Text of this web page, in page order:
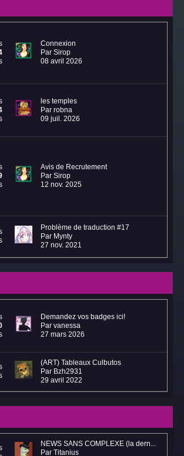
Connexion
Par Sirop
08 avril 2026
les temples
Par robna
09 juil. 2026
Avis de Recrutement
Par Sirop
12 nov. 2025
Problème de traduction #17
Par Mynty
27 nov. 2021
Demandez vos badges ici!
Par vanessa
27 mars 2026
(ART) Tableaux Culbutos
Par Bzh2931
29 avril 2022
NEWS SANS COMPLEXE (la dern...
Par Titanius